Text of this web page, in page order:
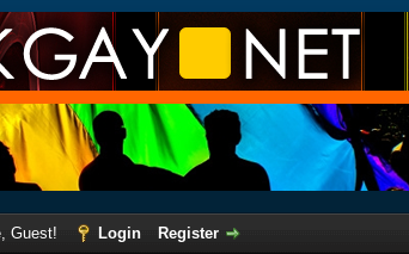
Guest! Login
Register